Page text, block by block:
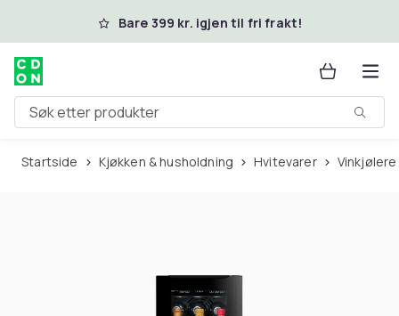
Hopp til hovedinnholdBare 399 kr. igjen til fri frakt!
Søk etter produkter
Startside Kjøkken & husholdning Hvitevarer Vinkjølere